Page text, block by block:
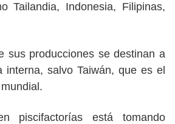
Tailandia, Indonesia, Filipinas,
sus producciones se destinan a
interna, salvo Taiwán, que es el
piscifactorías está tomando